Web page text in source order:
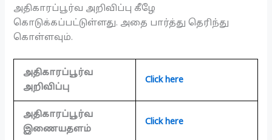
அதிகாரப்பூர்வ அறிவிப்பு கீழே
கொடுக்கப்பட்டுள்ளது. அதை பார்த்து தெரிந்து
கொள்ளவும்.
அதிகாரப்பூர்வ
அறிவிப்பு
Click here
அதிகாரப்பூர்வ
இணையதளம்
Click here